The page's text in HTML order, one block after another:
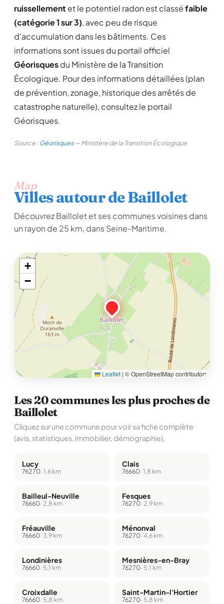
ruissellement et le potentiel radon est classéfaible
(catégorie 1 sur 3), avec peu de risque
d'accumulation dans les bâtiments. Ces
informations sont issues du portail officiel
Géorisquesdu Ministère de la Transition
Écologique. Pour des informations détaillées (plan
de prévention, zonage, historique des arrêtés de
catastrophe naturelle), consultez le portail
Géorisques.
Source :Géorisques— Ministère de la Transition Écologique
Map
Villes autour de Baillolet
Découvrez Baillolet et ses communes voisines dans
un rayon de 25 km, dans Seine-Maritime.
+
−
Leaflet | © OpenStreetMap contributors
Les 20 communes les plus proches de
Baillolet
Cliquez sur une commune pour voir sa fiche complète
(avis, statistiques, immobilier, démographie).
Lucy
76270· 1,6 km
Clais
76660· 1,8 km
Bailleul-Neuville
76660· 2,8 km
Fesques
76270· 2,9 km
Fréauville
76660· 3,9 km
Ménonval
76270· 4,6 km
Londinières
76660· 5,1 km
Mesnières-en-Bray
76270· 5,1 km
Croixdalle
76660· 5,8 km
Saint-Martin-l'Hortier
76270· 5,8 km